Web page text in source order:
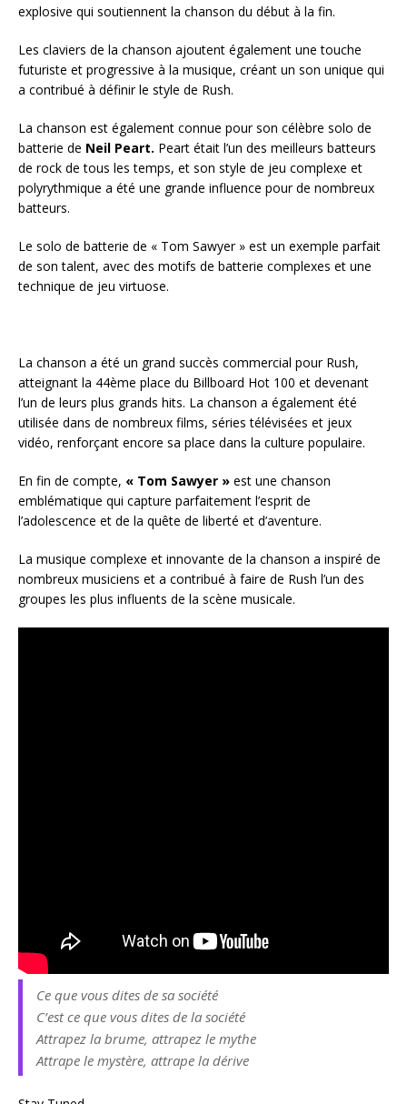
explosive qui soutiennent la chanson du début à la fin.
Les claviers de la chanson ajoutent également une touche
futuriste et progressive à la musique, créant un son unique qui
a contribué à définir le style de Rush.
La chanson est également connue pour son célèbre solo de
batterie de Neil Peart. Peart était l’un des meilleurs batteurs
de rock de tous les temps, et son style de jeu complexe et
polyrythmique a été une grande influence pour de nombreux
batteurs.
Le solo de batterie de « Tom Sawyer » est un exemple parfait
de son talent, avec des motifs de batterie complexes et une
technique de jeu virtuose.
La chanson a été un grand succès commercial pour Rush,
atteignant la 44ème place du Billboard Hot 100 et devenant
l’un de leurs plus grands hits. La chanson a également été
utilisée dans de nombreux films, séries télévisées et jeux
vidéo, renforçant encore sa place dans la culture populaire.
En fin de compte, « Tom Sawyer » est une chanson
emblématique qui capture parfaitement l’esprit de
l’adolescence et de la quête de liberté et d’aventure.
La musique complexe et innovante de la chanson a inspiré de
nombreux musiciens et a contribué à faire de Rush l’un des
groupes les plus influents de la scène musicale.
Ce que vous dites de sa société
C’est ce que vous dites de la société
Attrapez la brume, attrapez le mythe
Attrape le mystère, attrape la dérive